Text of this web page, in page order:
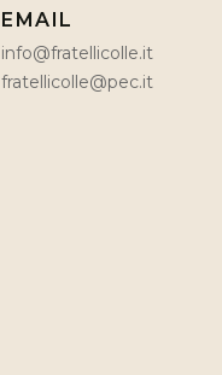
EMAIL
info@fratellicolle.it
fratellicolle@pec.it